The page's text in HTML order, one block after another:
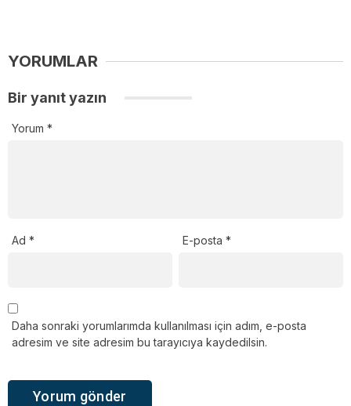
YORUMLAR
Bir yanıt yazın
Yorum *
Ad * E-posta*
Daha sonraki yorumlarımda kullanılması için adım, e-posta
adresim ve site adresim bu tarayıcıya kaydedilsin.